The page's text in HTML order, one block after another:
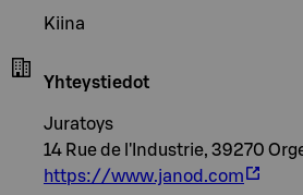
Kiina
Yhteystiedot
Juratoys
14 Rue de l'Industrie, 39270
https://www.janod.com